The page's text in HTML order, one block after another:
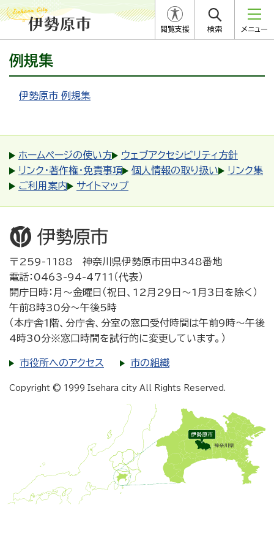
閲覧支援 検索 メニュー
例規集
伊勢原市 例規集
ホームページの使い方
ウェブアクセシビリティ方針
リンク・著作権・免責事項
個人情報の取り扱い
リンク集
ご利用案内
サイトマップ
〒259-1188 神奈川県伊勢原市田中348番地
電話：0463-94-4711（代表）
開庁日時：月～金曜日（祝日、12月29日～1月3日を除く）
午前8時30分～午後5時
（本庁舎1階、分庁舎、分室の窓口受付時間は午前9時～午後
4時30分※窓口時間を試行的に変更しています。）
市役所へのアクセス 市の組織
Copyright © 1999 Isehara city All Rights Reserved.